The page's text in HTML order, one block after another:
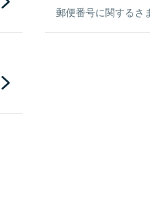
郵便番号に関するさ